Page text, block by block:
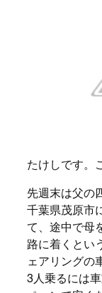
たけしです。
先週末は父の
千葉県茂原市
て、途中で母
路に着くとい
ェアリングの
3人乗るには